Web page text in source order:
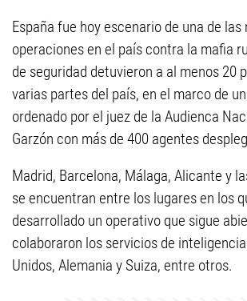
España fue hoy escenario de una de las
operaciones en el país contra la mafia
de seguridad detuvieron a al menos 20
varias partes del país, en el marco de
ordenado por el juez de la Audienca
Garzón con más de 400 agentes
Madrid, Barcelona, Málaga, Alicante y
se encuentran entre los lugares en los
desarrollado un operativo que sigue
colaboraron los servicios de
Unidos, Alemania y Suiza, entre otros.